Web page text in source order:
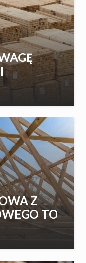
Z
TO